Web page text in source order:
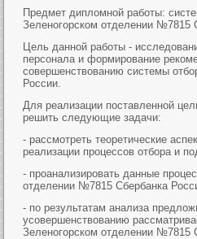
Предмет дипломной работы:
Зеленогорском отделении №7815
Цель данной работы -
персонала и формирование
совершенствованию системы
России.
Для реализации поставленной
решить следующие задачи:
- рассмотреть теоретические
реализации процессов отбора и
- проанализировать данные
отделении №7815 Сбербанка
- по результатам анализа
усовершенствованию
Зеленогорском отделении №7815